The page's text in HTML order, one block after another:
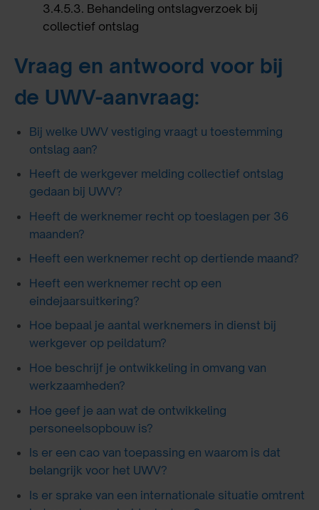
3.4.5.3. Behandeling ontslagverzoek bij
collectief ontslag
Vraag en antwoord voor bij
de UWV-aanvraag:
Bij welke UWV vestiging vraagt u toestemming
ontslag aan?
Heeft de werkgever melding collectief ontslag
gedaan bij UWV?
Heeft de werknemer recht op toeslagen per 36
maanden?
Heeft een werknemer recht op dertiende maand?
Heeft een werknemer recht op een
eindejaarsuitkering?
Hoe bepaal je aantal werknemers in dienst bij
werkgever op peildatum?
Hoe beschrijf je ontwikkeling in omvang van
werkzaamheden?
Hoe geef je aan wat de ontwikkeling
personeelsopbouw is?
Is er een cao van toepassing en waarom is dat
belangrijk voor het UWV?
Is er sprake van een internationale situatie omtrent